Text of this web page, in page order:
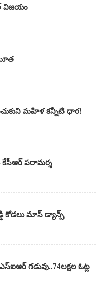
విజయం
మహిళ కన్నీటి ధార!
కేసీఆర్ పరామర్శ
కోడలు మాస్ డ్యాన్స్
గడువు..74లక్షల ఓట్ల